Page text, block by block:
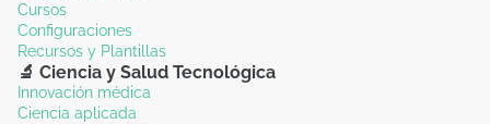
Cursos
Configuraciones
Recursos y Plantillas
🔬 Ciencia y Salud Tecnológica
Innovación médica
Ciencia aplicada